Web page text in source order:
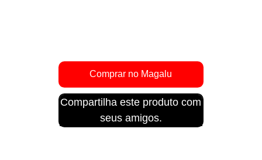
Compartilha este produto com
seus amigos.